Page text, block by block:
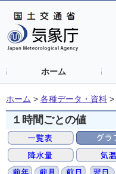
ホーム
ホーム > 各種データ・資料 >
１時間ごとの値